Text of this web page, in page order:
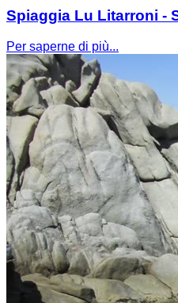
Spiaggia Lu Litarroni -
Per saperne di più...